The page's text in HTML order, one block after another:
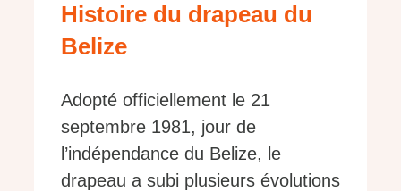
Histoire du drapeau du
Belize
Adopté officiellement le 21
septembre 1981, jour de
l’indépendance du Belize, le
drapeau a subi plusieurs évolutions